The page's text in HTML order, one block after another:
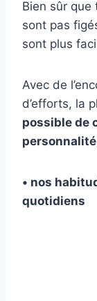
Bien sûr
sont pas
sont plus
Avec de
d’efforts, la
possible de
personnalité
• nos
quotidiens